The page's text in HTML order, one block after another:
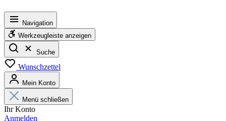
Navigation
Werkzeugleiste anzeigen
Suche
Wunschzettel
Mein Konto
Menü schließen
Ihr Konto
Anmelden